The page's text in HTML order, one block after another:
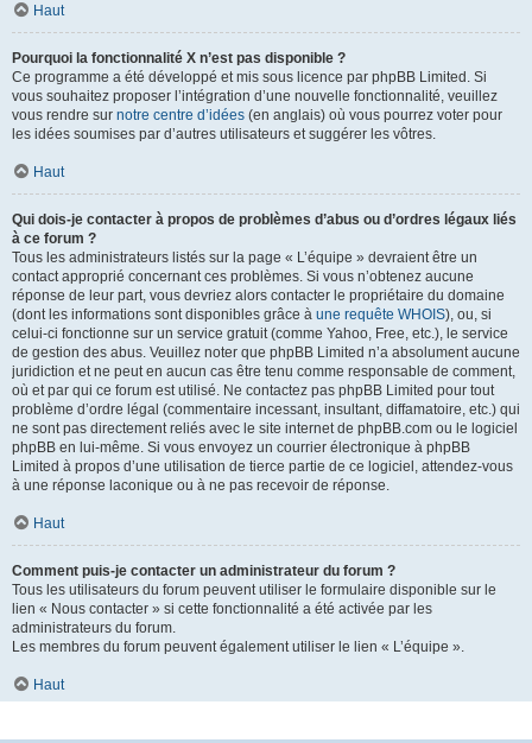
Haut
Pourquoi la fonctionnalité X n’est pas disponible ?
Ce programme a été développé et mis sous licence par phpBB Limited. Si
vous souhaitez proposer l’intégration d’une nouvelle fonctionnalité, veuillez
vous rendre sur notre centre d’idées (en anglais) où vous pourrez voter pour
les idées soumises par d’autres utilisateurs et suggérer les vôtres.
Haut
Qui dois-je contacter à propos de problèmes d’abus ou d’ordres légaux liés
à ce forum ?
Tous les administrateurs listés sur la page « L’équipe » devraient être un
contact approprié concernant ces problèmes. Si vous n’obtenez aucune
réponse de leur part, vous devriez alors contacter le propriétaire du domaine
(dont les informations sont disponibles grâce à une requête WHOIS), ou, si
celui-ci fonctionne sur un service gratuit (comme Yahoo, Free, etc.), le service
de gestion des abus. Veuillez noter que phpBB Limited n’a absolument aucune
juridiction et ne peut en aucun cas être tenu comme responsable de comment,
où et par qui ce forum est utilisé. Ne contactez pas phpBB Limited pour tout
problème d’ordre légal (commentaire incessant, insultant, diffamatoire, etc.) qui
ne sont pas directement reliés avec le site internet de phpBB.com ou le logiciel
phpBB en lui-même. Si vous envoyez un courrier électronique à phpBB
Limited à propos d’une utilisation de tierce partie de ce logiciel, attendez-vous
à une réponse laconique ou à ne pas recevoir de réponse.
Haut
Comment puis-je contacter un administrateur du forum ?
Tous les utilisateurs du forum peuvent utiliser le formulaire disponible sur le
lien « Nous contacter » si cette fonctionnalité a été activée par les
administrateurs du forum.
Les membres du forum peuvent également utiliser le lien « L’équipe ».
Haut